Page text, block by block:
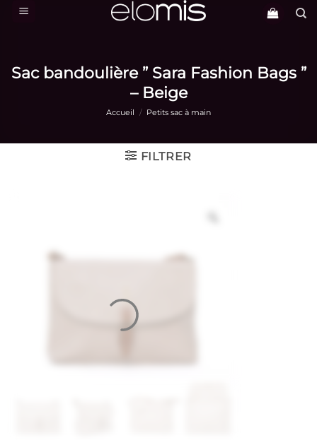
Passer
Sac bandoulière ” Sara Fashion Bags ”
– Beige
Accueil / Petits sac à main
FILTRER